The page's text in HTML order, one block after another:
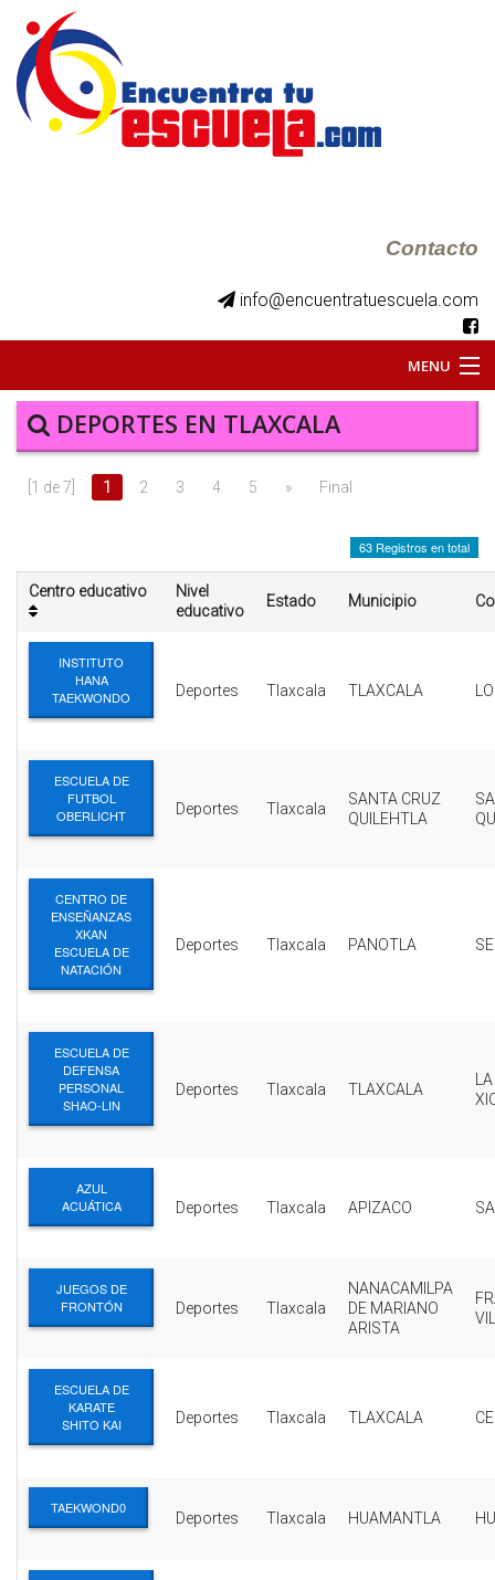
Contacto
info@encuentratuescuela.com
MENU
INICIO
ESCUELA DE LA REPUBLICA
CONTRATA PUBLICIDAD
DEPORTES EN TLAXCALA
[1 de 7] 1 2 3 4 5 » Final
63 Registros en total
Centro educativo
Nivel
educativo
Estado Municipio
INSTITUTO
HANA
TAEKWONDO
Deportes Tlaxcala TLAXCALA
ESCUELA DE
FUTBOL
OBERLICHT
Deportes Tlaxcala
SANTA CRUZ
QUILEHTLA
CENTRO DE
ENSEÑANZAS
XKAN
ESCUELA DE
NATACIÓN
Deportes Tlaxcala PANOTLA
ESCUELA DE
DEFENSA
PERSONAL
SHAO-LIN
Deportes Tlaxcala TLAXCALA
AZUL
ACUÁTICA
Deportes Tlaxcala APIZACO
JUEGOS DE
FRONTÓN
Deportes Tlaxcala
NANACAMILPA
DE MARIANO
ARISTA
ESCUELA DE
KARATE
SHITO KAI
Deportes Tlaxcala TLAXCALA
TAEKWOND0
Deportes Tlaxcala HUAMANTLA